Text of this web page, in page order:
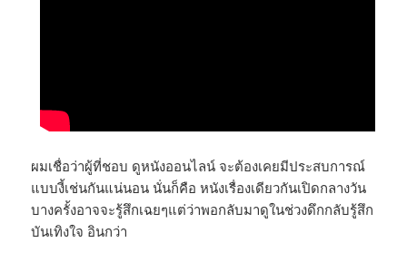
ผมเชื่อว่าผู้ที่ชอบ ดูหนังออนไลน์ จะต้องเคยมีประสบการณ์
แบบงี้เช่นกันแน่นอน นั่นก็คือ หนังเรื่องเดียวกันเปิดกลางวัน
บางครั้งอาจจะรู้สึกเฉยๆแต่ว่าพอกลับมาดูในช่วงดึกกลับรู้สึก
บันเทิงใจ อินกว่า